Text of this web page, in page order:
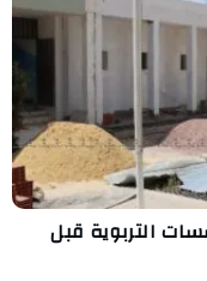
التربوية قبل